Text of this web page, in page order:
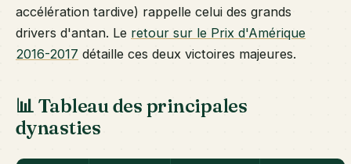
accélération tardive) rappelle celui des grands
drivers d'antan. Le retour sur le Prix d'Amérique
2016-2017 détaille ces deux victoires majeures.
📊 Tableau des principales
dynasties